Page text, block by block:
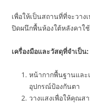
เพื่อให้เป็นสถานที่ที่จะวา
ปิดผนึกพื้นห้องใต้หลังคาใ
เครื่องมือและวัสดุที่จำเป็น:
หน้ากากพื้นฐานและ
อุปกรณ์ป้องกันตา
วางแสงเพื่อให้คุณ